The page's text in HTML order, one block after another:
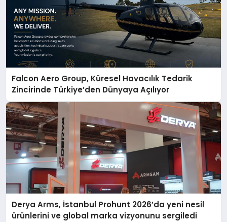
Falcon Aero Group, Küresel Havacılık Tedarik
Zincirinde Türkiye’den Dünyaya Açılıyor
Derya Arms, İstanbul Prohunt 2026’da yeni nesil
ürünlerini ve global marka vizyonunu sergiledi